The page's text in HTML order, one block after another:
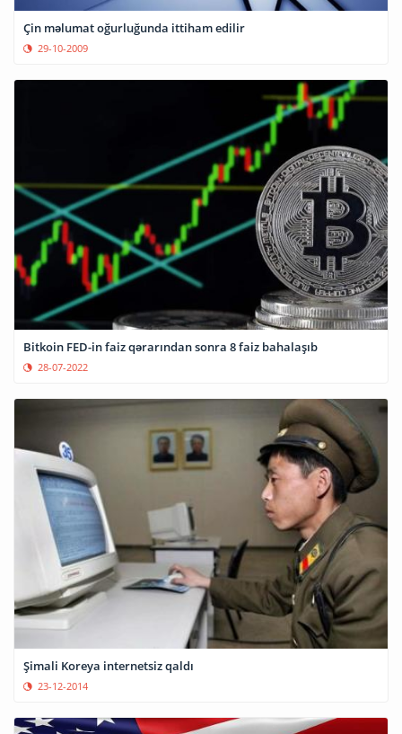
Çin məlumat oğurluğunda ittiham edilir
29-10-2009
Bitkoin FED-in faiz qərarından sonra 8 faiz bahalaşıb
28-07-2022
Şimali Koreya internetsiz qaldı
23-12-2014